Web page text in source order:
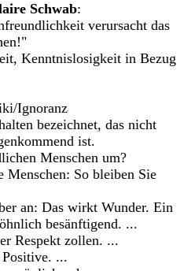
Schwab:
verursacht das
Kenntnislosigkeit in Bezug
Ignoranz
bezeichnet, das nicht
ist.
Menschen um?
So bleiben Sie
an: Das wirkt Wunder. Ein
besänftigend. ...
Respekt zollen. ...
...